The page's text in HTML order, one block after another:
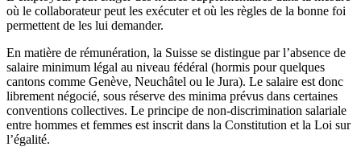
où le collaborateur peut les exécuter et où les règles de la bonne foi
permettent de les lui demander.
En matière de rémunération, la Suisse se distingue par l’absence de
salaire minimum légal au niveau fédéral (hormis pour quelques
cantons comme Genève, Neuchâtel ou le Jura). Le salaire est donc
librement négocié, sous réserve des minima prévus dans certaines
conventions collectives. Le principe de non-discrimination salariale
entre hommes et femmes est inscrit dans la Constitution et la Loi sur
l’égalité.